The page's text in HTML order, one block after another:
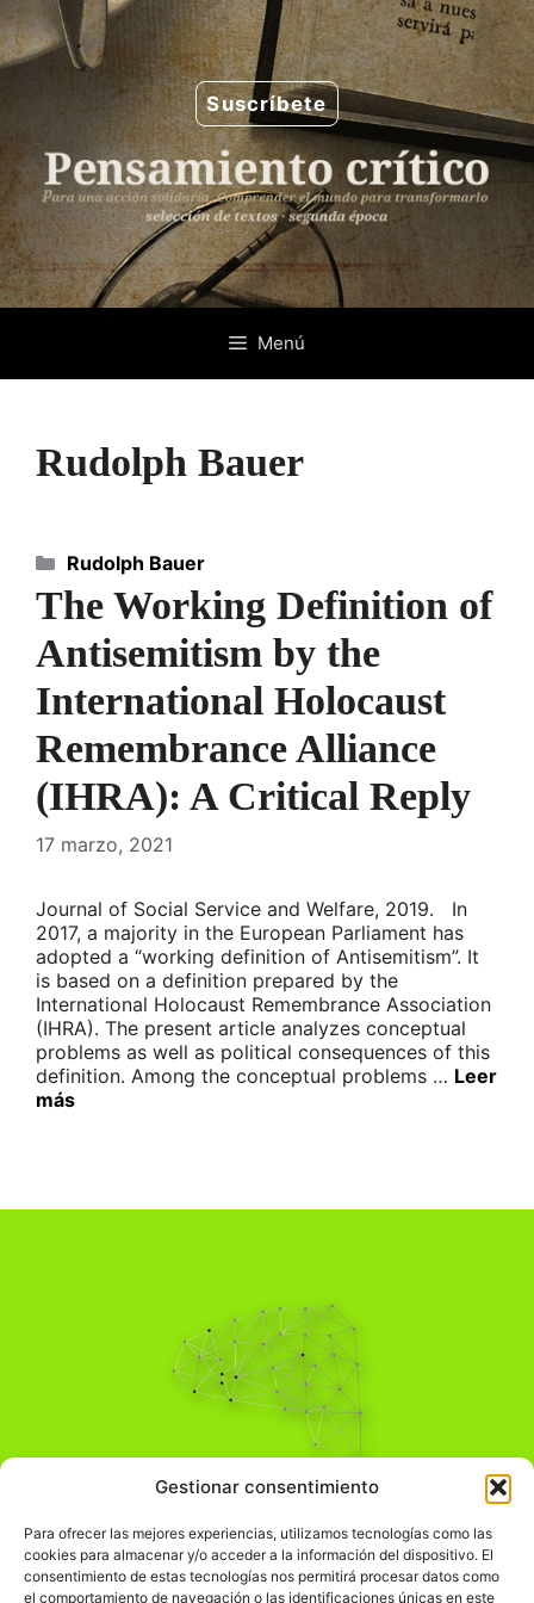
Gestionar consentimiento
Para ofrecer las mejores experiencias, utilizamos tecnologías como las
cookies para almacenar y/o acceder a la información del dispositivo. El
consentimiento de estas tecnologías nos permitirá procesar datos como
el comportamiento de navegación o las identificaciones únicas en este
Saltar
al
contenido
Suscríbete
Menú
Rudolph Bauer
The Working Definition of
Antisemitism by the
International Holocaust
Remembrance Alliance
(IHRA): A Critical Reply
17 marzo, 2021
Journal of Social Service and Welfare, 2019. In
2017, a majority in the European Parliament has
adopted a “working definition of Antisemitism”. It
is based on a definition prepared by the
International Holocaust Remembrance Association
(IHRA). The present article analyzes conceptual
problems as well as political consequences of this
definition. Among the conceptual problems … Leer
más
Categorías
Rudolph Bauer
Pensamiento Crítico
Comprender el mundo para transformarlo.